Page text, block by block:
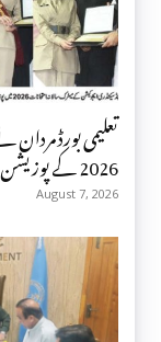
تعلیمی بورڈ
2026 کے پوزیشن ہولڈرز کا اعلان کر دیا
August 7, 2026